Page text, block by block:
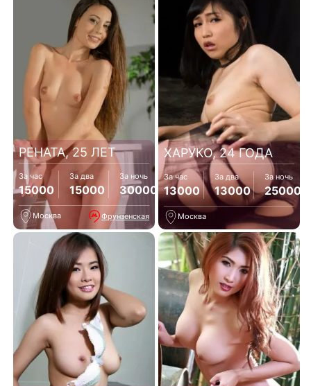
РЕНАТА, 25 ЛЕТ
За час
15000
За два
15000
За ночь
30000
Москва Фрунзенская
ХАРУКО, 24 ГОДА
За час
13000
За два
13000
За ночь
25000
Москва